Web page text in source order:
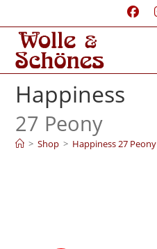
Happiness
27 Peony
> Shop > Happiness 27 Peony